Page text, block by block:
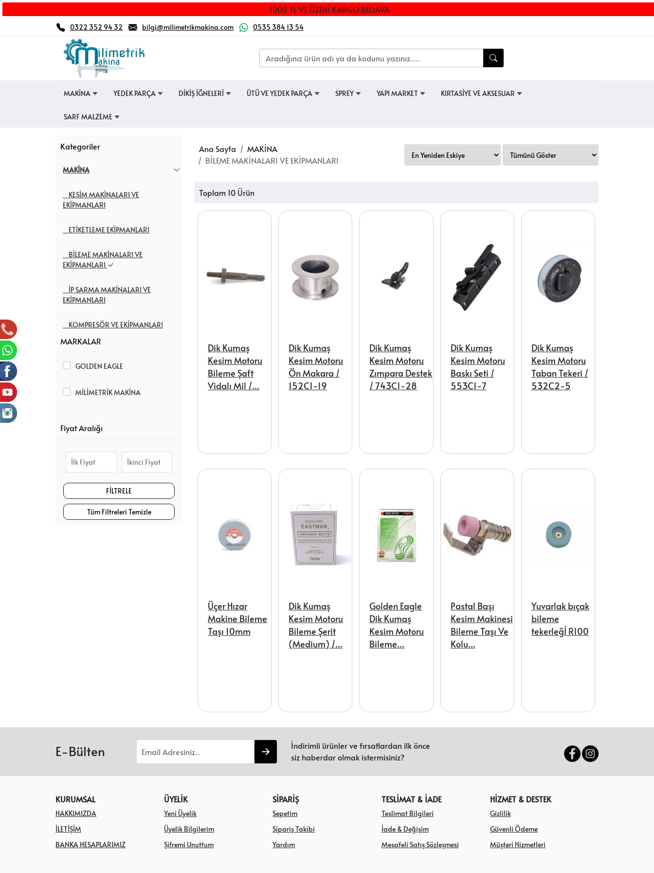
1000 TL VE ÜZERİ KARGO BEDAVA
0322 352 94 32 bilgi@milimetrikmakina.com 0535 384 13 54
MAKİNA YEDEK PARÇA DİKİŞ İĞNELERİ ÜTÜ VE YEDEK PARÇA SPREY YAPI MARKET KIRTASİYE VE AKSESUAR
SARF MALZEME
Kategoriler
MAKİNA
KESİM MAKİNALARI VE
EKİPMANLARI
ETİKETLEME EKİPMANLARI
BİLEME MAKİNALARI VE
EKİPMANLARI
İP SARMA MAKİNALARI VE
EKİPMANLARI
KOMPRESÖR VE EKİPMANLARI
EKİPMANLARI
2.EL MAKİNALAR
EV TİPİ DİKİŞ MAKİNELERİ
ÇUVAL AĞZI MAKİNELERİ VE
EKİPMANLARI
YAKA ÇEVİRME MAKİNELERİ VE
MARKALAR
GOLDEN EAGLE
MİLİMETRİK MAKİNA
Fiyat Aralığı
Tüm Filtreleri Temizle
Ana Sayfa
MAKİNA
BİLEME MAKİNALARI VE EKİPMANLARI
Toplam 10 Ürün
Dik Kumaş
Kesim Motoru
Bileme Şaft
Vidalı Mil /...
Dik Kumaş
Kesim Motoru
Ön Makara /
152C1-19
Dik Kumaş
Kesim Motoru
Zımpara Destek
/ 743C1-28
Dik Kumaş
Kesim Motoru
Baskı Seti /
553C1-7
Dik Kumaş
Kesim Motoru
Taban Tekeri /
532C2-5
Üçer Hızar
Makine Bileme
Taşı 10mm
Dik Kumaş
Kesim Motoru
Bileme Şerit
(Medium) /...
Golden Eagle
Dik Kumaş
Kesim Motoru
Bileme...
Pastal Başı
Kesim Makinesi
Bileme Taşı Ve
Kolu...
Yuvarlak bıçak
bileme
tekerleğİ R100
E-Bülten
İndirimli ürünler ve fırsatlardan ilk önce
siz haberdar olmak istermisiniz?
KURUMSAL
HAKKIMIZDA
İLETİŞİM
BANKA HESAPLARIMIZ
ÜYELİK
Yeni Üyelik
Üyelik Bilgilerim
Şifremi Unuttum
SİPARİŞ
Sepetim
Sipariş Takibi
Yardım
TESLİMAT & İADE
Teslimat Bilgileri
İade & Değişim
Mesafeli Satış Sözleşmesi
HİZMET & DESTEK
Gizlilik
Güvenli Ödeme
Müşteri Hizmetleri